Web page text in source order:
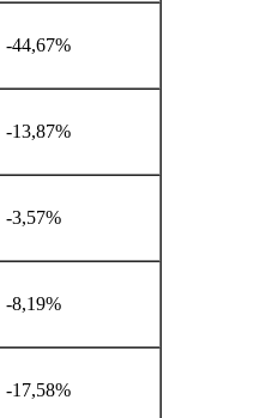
-44,67%
-13,87%
-3,57%
-8,19%
-17,58%